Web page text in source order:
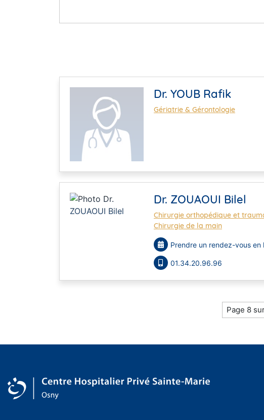
Dr. YOUB Rafik
Gériatrie & Gérontologie
Dr. ZOUAOUI Bilel
Chirurgie orthopédique et
Chirurgie de la main
Prendre un rendez-vous en
01.34.20.96.96
Page 8